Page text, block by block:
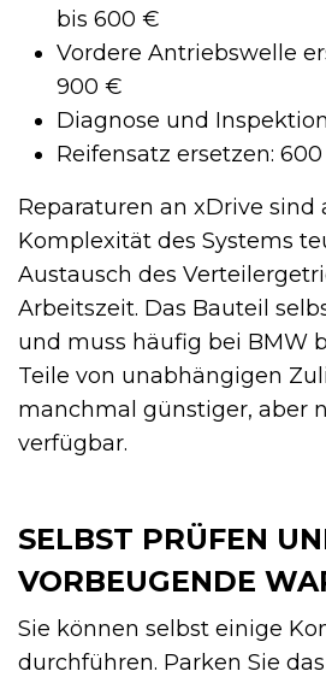
bis 600 €
Vordere Antriebswelle
900 €
Diagnose und
Reifensatz ersetzen:
Reparaturen an xDrive sind
Komplexität des Systems
Austausch des
Arbeitszeit. Das Bauteil
und muss häufig bei BMW
Teile von unabhängigen
manchmal günstiger, aber
verfügbar.
SELBST PRÜFEN
VORBEUGENDE
Sie können selbst einige
durchführen. Parken Sie